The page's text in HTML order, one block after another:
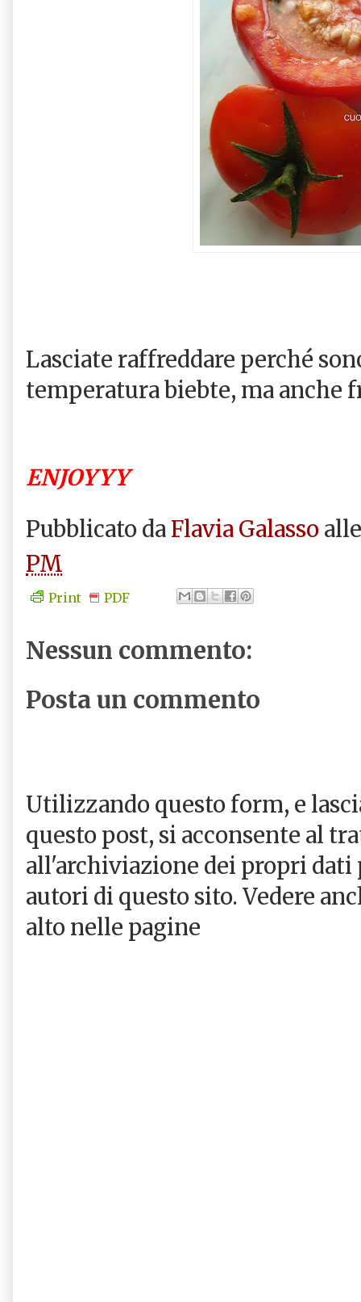
Lasciate raffreddare perché
temperatura biebte, ma anche
ENJOYYY
Pubblicato da Flavia Galasso
PM
Print PDF
Nessun commento:
Posta un commento
Utilizzando questo form, e
questo post, si acconsente al
all'archiviazione dei propri dati
autori di questo sito. Vedere
alto nelle pagine